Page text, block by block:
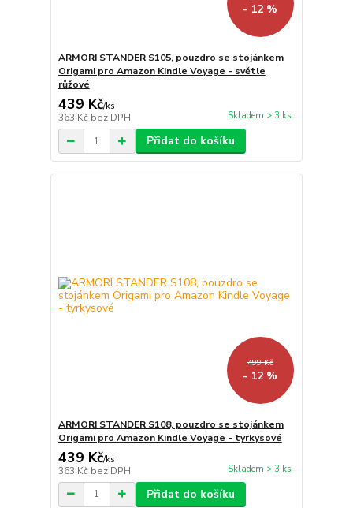
- 12 %
ARMORI STANDER S105, pouzdro se stojánkem
Origami pro Amazon Kindle Voyage - světle
růžové
439 Kč/ks
363 Kč bez DPH Skladem > 3 ks
Přidat do košíku
499 Kč
- 12 %
ARMORI STANDER S108, pouzdro se stojánkem
Origami pro Amazon Kindle Voyage - tyrkysové
439 Kč/ks
363 Kč bez DPH Skladem > 3 ks
Přidat do košíku